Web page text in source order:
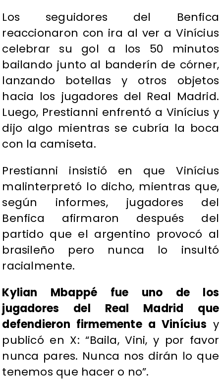
Los seguidores del Benfica
reaccionaron con ira al ver a Vinícius
celebrar su gol a los 50 minutos
bailando junto al banderín de córner,
lanzando botellas y otros objetos
hacia los jugadores del Real Madrid.
Luego, Prestianni enfrentó a Vinícius y
dijo algo mientras se cubría la boca
con la camiseta.
Prestianni insistió en que Vinícius
malinterpretó lo dicho, mientras que,
según informes, jugadores del
Benfica afirmaron después del
partido que el argentino provocó al
brasileño pero nunca lo insultó
racialmente.
Kylian Mbappé fue uno de los
jugadores del Real Madrid que
defendieron firmemente a Vinícius y
publicó en X: “Baila, Vini, y por favor
nunca pares. Nunca nos dirán lo que
tenemos que hacer o no”.